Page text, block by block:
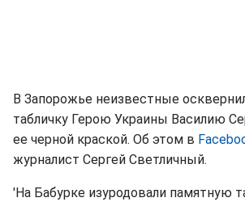
В Запорожье неизвестные
табличку Герою Украины Василию
ее черной краской. Об этом в
журналист Сергей Светличный.
'На Бабурке изуродовали памятную